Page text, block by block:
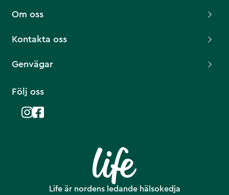
Life är nordens ledande hälsokedja
Om oss
Kontakta oss
Genvägar
Följ oss